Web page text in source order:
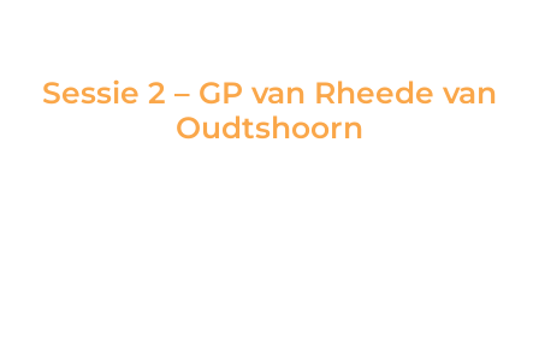
Sessie 2 – GP van Rheede van
Oudtshoorn